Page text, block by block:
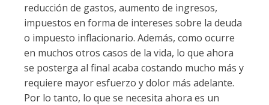
reducción de gastos, aumento de ingresos,
impuestos en forma de intereses sobre la deuda
o impuesto inflacionario. Además, como ocurre
en muchos otros casos de la vida, lo que ahora
se posterga al final acaba costando mucho más y
requiere mayor esfuerzo y dolor más adelante.
Por lo tanto, lo que se necesita ahora es un